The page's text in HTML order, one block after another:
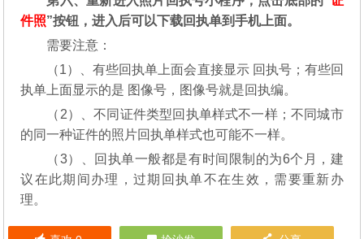
件照”按钮，进入后可以下载回执单到手机上面。
需要注意：
（1）、有些回执单上面会直接显示 回执号；有些回
执单上面显示的是 图像号，图像号就是回执编。
（2）、不同证件类型回执单样式不一样；不同城市
的同一种证件的照片回执单样式也可能不一样。
（3）、回执单一般都是有时间限制的为6个月，建
议在此期间办理，过期回执单不在生效，需要重新办
理。